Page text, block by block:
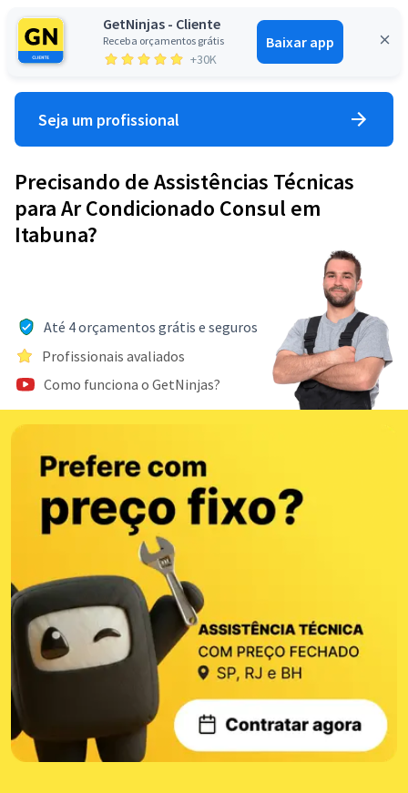
GetNinjas - Cliente
Receba orçamentos grátis
+30K
Baixar app
Entrar
Seja um profissional
Precisando de Assistências Técnicas
para Ar Condicionado Consul em
Itabuna?
Até 4 orçamentos grátis e seguros
Profissionais avaliados
Como funciona o GetNinjas?